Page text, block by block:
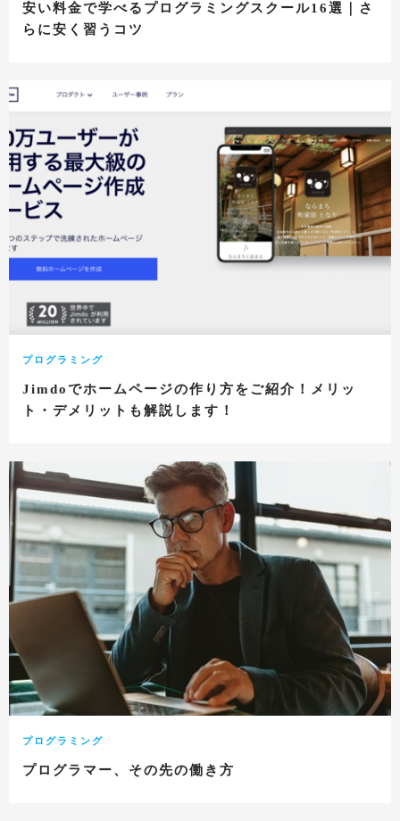
安い料金で学べるプログラミングスクール16選｜さ
らに安く習うコツ
プログラミング
Jimdoでホームページの作り方をご紹介！メリッ
ト・デメリットも解説します！
プログラミング
プログラマー、その先の働き方